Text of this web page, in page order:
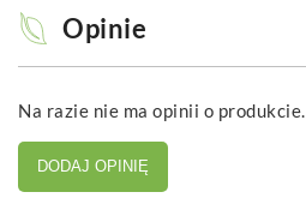
Opinie
Na razie nie ma opinii o produkcie.
DODAJ OPINIĘ